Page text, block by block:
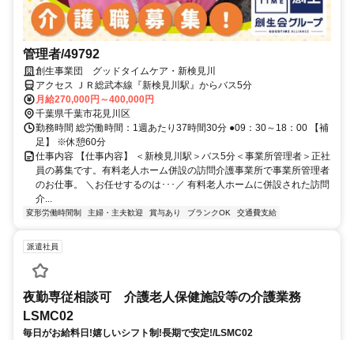
管理者/49792
創生事業団 グッドタイムケア・新検見川
アクセス ＪＲ総武本線『新検見川駅』からバス5分
月給270,000円～400,000円
千葉県千葉市花見川区
勤務時間 総労働時間：1週あたり37時間30分 ●09：30～18：00 【補
足】 ※休憩60分
仕事内容 【仕事内容】 ＜新検見川駅＞バス5分＜事業所管理者＞正社
員の募集です。有料老人ホーム併設の訪問介護事業所で事業所管理者
のお仕事。 ＼お任せするのは･･･／ 有料老人ホームに併設された訪問
介...
変形労働時間制 主婦・主夫歓迎 賞与あり ブランクOK 交通費支給
派遣社員
夜勤専従相談可 介護老人保健施設等の介護業務
LSMC02
毎日がお給料日!嬉しいシフト制!長期で安定!/LSMC02